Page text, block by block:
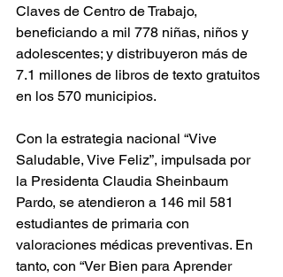
Claves de Centro de Trabajo,
beneficiando a mil 778 niñas, niños y
adolescentes; y distribuyeron más de
7.1 millones de libros de texto gratuitos
en los 570 municipios.
Con la estrategia nacional “Vive
Saludable, Vive Feliz”, impulsada por
la Presidenta Claudia Sheinbaum
Pardo, se atendieron a 146 mil 581
estudiantes de primaria con
valoraciones médicas preventivas. En
tanto, con “Ver Bien para Aprender